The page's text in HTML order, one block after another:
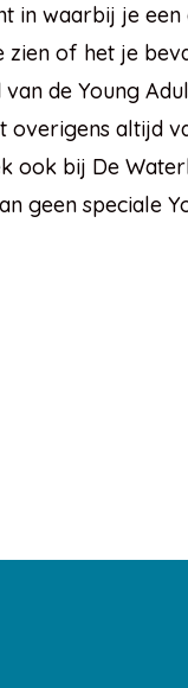
in waarbij je een
zien of het je
van de Young
overigens altijd
ook bij De
geen speciale